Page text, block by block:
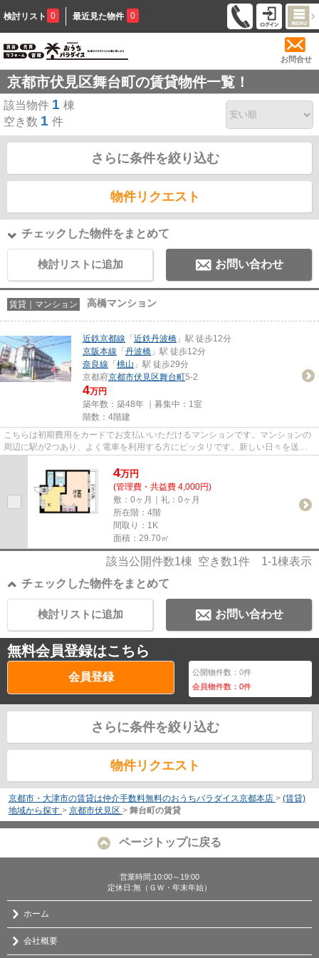
検討リスト 0 最近見た物件 0
お問合せ
京都市伏見区舞台町の賃貸物件一覧！
該当物件 1 棟
空き数 1 件
さらに条件を絞り込む
物件リクエスト
チェックした物件をまとめて
検討リストに追加 お問い合わせ
賃貸｜マンション 高橋マンション
近鉄京都線 「 近鉄丹波橋 」駅 徒歩12分
京阪本線 「 丹波橋 」駅 徒歩12分
奈良線 「 桃山 」駅 徒歩29分
京都府京都市伏見区舞台町5-2
4万円
築年数：築48年 ｜募集中： 1室
階数：4階建
こちらは初期費用をカードでお支払いいただけるマンションです。マンションの
周辺に駅が2つあり、よく電車を利用する方にピッタリです。新しい日々を送る
4万円
(管理費・共益費 4,000円)
敷：0ヶ月｜礼：0ヶ月
所在階：4階
間取り：1K
面積：29.70㎡
該当公開件数1棟 空き数1件 1-1棟表示
チェックした物件をまとめて
お問い合わせ
検討リストに追加
無料会員登録はこちら
会員登録 公開物件数：0件
会員物件数：0件
さらに条件を絞り込む
物件リクエスト
京都市・大津市の賃貸は仲介手数料無料のおうちパラダイス京都本店 > (賃貸)
地域から探す > 京都市伏見区 > 舞台町の賃貸
ページトップに戻る
営業時間:10:00～19:00
定休日:無（ＧＷ・年末年始）
ホーム
会社概要